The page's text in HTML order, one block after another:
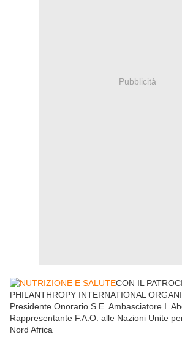
Pubblicità
CON IL
PHILANTHROPY INTERNATIONAL
Presidente Onorario S.E. Ambasciatore I.
Rappresentante F.A.O. alle Nazioni Unite
Nord Africa